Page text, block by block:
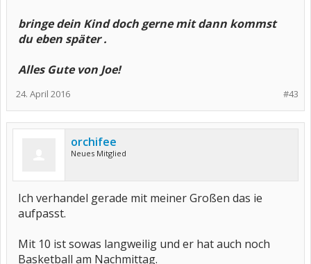
bringe dein Kind doch gerne mit dann kommst
du eben später .
Alles Gute von Joe!
#43
24. April 2016
orchifee
Neues Mitglied
Ich verhandel gerade mit meiner Großen das ie
aufpasst.
Mit 10 ist sowas langweilig und er hat auch noch
Basketball am Nachmittag.